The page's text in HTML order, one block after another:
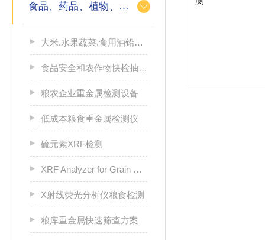
食品、药品、植物、地下水、地表水以及工业污水中重金属
大米.水果蔬菜.食用油铅、砷、镍等重金属
食品安全和农作物快检抽查仪器
粮农企业重金属检测设备
低成本粮食重金属检测仪
硫元素XRF检测
XRF Analyzer for Grain Heavy Metals
X射线荧光分析仪粮食检测
粮库重金属快速筛查方案